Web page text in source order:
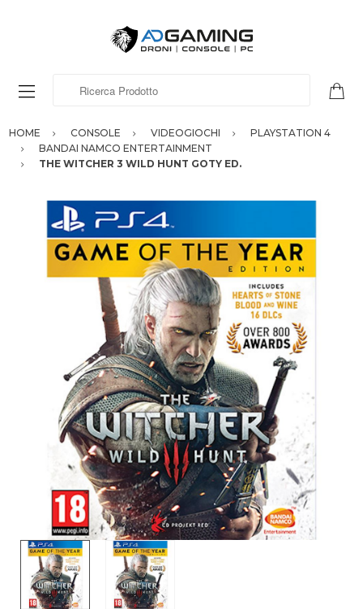
HOME CONSOLE VIDEOGIOCHI
PLAYSTATION 4
BANDAI NAMCO ENTERTAINMENT
THE WITCHER 3 WILD HUNT GOTY ED.